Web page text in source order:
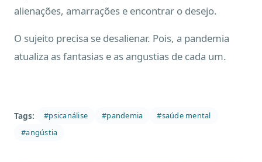
alienações, amarrações e encontrar o desejo.
O sujeito precisa se desalienar. Pois, a pandemia
atualiza as fantasias e as angustias de cada um.
Tags: #psicanálise #pandemia
#saúde mental
#angústia